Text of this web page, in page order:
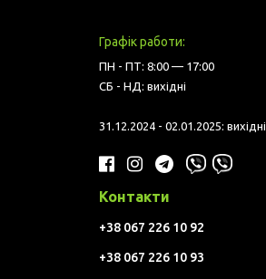
Графік работи:
ПН - ПТ: 8:00 — 17:00
СБ - НД: вихідні
31.12.2024 - 02.01.2025: вихідні
Контакти
+38 067 226 10 92
+38 067 226 10 93